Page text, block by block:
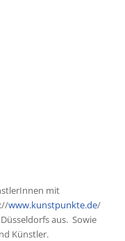
mit
www.kunstpunkte.de/
aus. Sowie
Künstler.